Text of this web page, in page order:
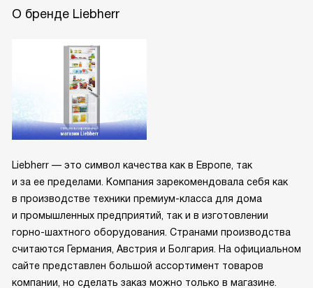
О бренде Liebherr
Liebherr — это символ качества как в Европе, так
и за ее пределами. Компания зарекомендовала себя как
в производстве техники премиум-класса для дома
и промышленных предприятий, так и в изготовлении
горно-шахтного оборудования. Странами производства
считаются Германия, Австрия и Болгария. На официальном
сайте представлен большой ассортимент товаров
компании, но сделать заказ можно только в магазине.